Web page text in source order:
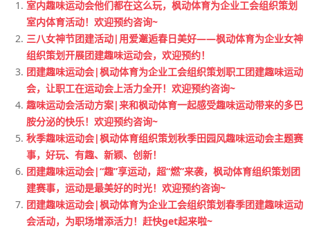
室内趣味运动会他们都在这么玩，枫动体育为企业工会组织策划
室内体育活动！欢迎预约咨询~
三八女神节团建活动|用爱邂逅春日美好——枫动体育为企业女神
组织策划开展团建趣味运动会，欢迎预约！
团建趣味运动会|枫动体育为企业工会组织策划职工团建趣味运动
会，让职工在运动会上活力全开！欢迎预约咨询~
趣味运动会活动方案|来和枫动体育一起感受趣味运动带来的多巴
胺分泌的快乐！欢迎预约咨询~
秋季趣味运动会|枫动体育组织策划秋季田园风趣味运动会主题赛
事，好玩、有趣、新颖、创新！
团建趣味运动会|“趣”享运动，超“燃”来袭，枫动体育组织策划团
建赛事，运动是最美好的时光！欢迎预约咨询~
团建趣味运动会|枫动体育为企业工会组织策划春季团建趣味运动
会活动，为职场增添活力！赶快get起来啦~